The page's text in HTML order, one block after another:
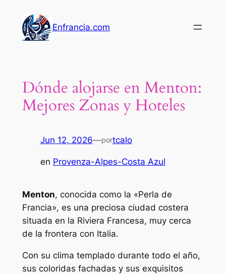
contenido
Enfrancia.com
Dónde alojarse en Menton:
Mejores Zonas y Hoteles
Jun 12, 2026—portcalo
en Provenza-Alpes-Costa Azul
Menton, conocida como la «Perla de
Francia», es una preciosa ciudad costera
situada en la Riviera Francesa, muy cerca
de la frontera con Italia.
Con su clima templado durante todo el año,
sus coloridas fachadas y sus exquisitos